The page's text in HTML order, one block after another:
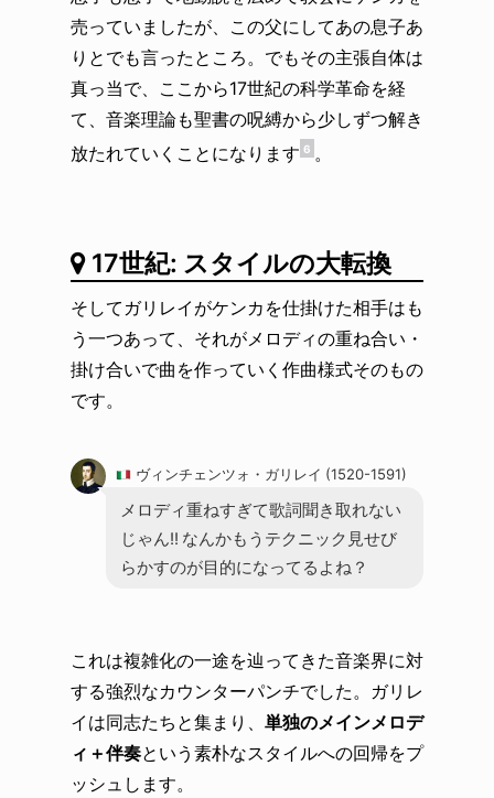
売っていましたが、この父にしてあの息子あ
りとでも言ったところ。でもその主張自体は
真っ当で、ここから17世紀の科学革命を経
て、音楽理論も聖書の呪縛から少しずつ解き
放たれていくことになります 6 。
17世紀: スタイルの大転換
そしてガリレイがケンカを仕掛けた相手はも
う一つあって、それがメロディの重ね合い・
掛け合いで曲を作っていく作曲様式そのもの
です。
ヴィンチェンツォ・ガリレイ (1520-1591)
メロディ重ねすぎて歌詞聞き取れない
じゃん!! なんかもうテクニック見せび
らかすのが目的になってるよね？
これは複雑化の一途を辿ってきた音楽界に対
する強烈なカウンターパンチでした。ガリレ
イは同志たちと集まり、 単独のメインメロデ
ィ＋伴奏という素朴なスタイルへの回帰をプ
ッシュします。